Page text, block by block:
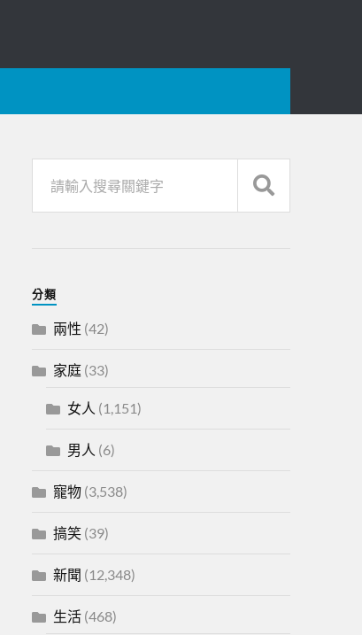
分類
兩性 (42)
家庭(33)
女人 (1,151)
男人 (6)
寵物(3,538)
搞笑(39)
新聞 (12,348)
生活(468)